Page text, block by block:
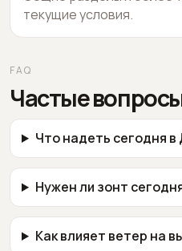
текущие условия.
FAQ
Частые
Что надеть сегодня в
Нужен ли зонт
Как влияет ветер на